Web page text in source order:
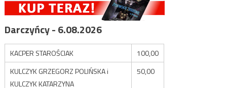
Darczyńcy - 6.08.2026
KACPER STAROŚCIAK
100,00
KULCZYK GRZEGORZ POLIŃSKA i
KULCZYK KATARZYNA
50,00